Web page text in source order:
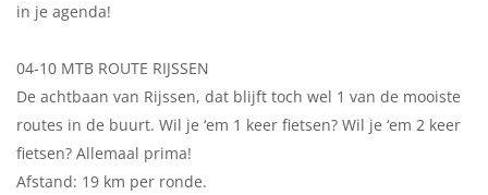
in je agenda!
04-10 MTB ROUTE RIJSSEN
De achtbaan van Rijssen, dat blijft toch wel 1 van de mooiste
routes in de buurt. Wil je ‘em 1 keer fietsen? Wil je ‘em 2 keer
fietsen? Allemaal prima!
Afstand: 19 km per ronde.